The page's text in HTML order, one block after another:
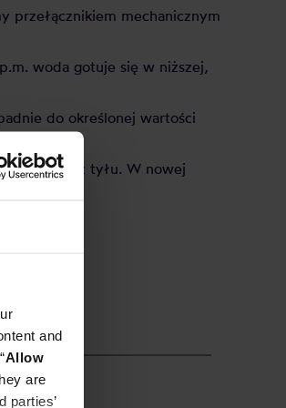
and
Allow
are
parties’
przełącznikiem mechanicznym
woda gotuje się w niższej,
do określonej wartości
z tyłu. W nowej
1h).